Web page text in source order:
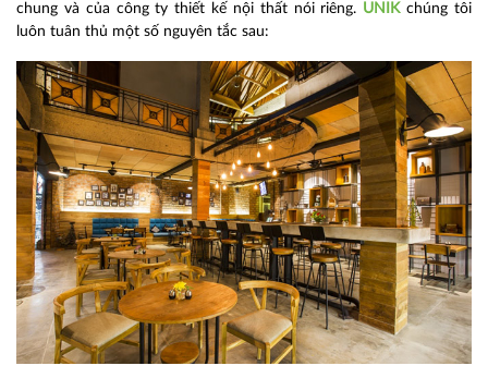
chung và của công ty thiết kế nội thất nói riêng. UNIK chúng tôi
luôn tuân thủ một số nguyên tắc sau: